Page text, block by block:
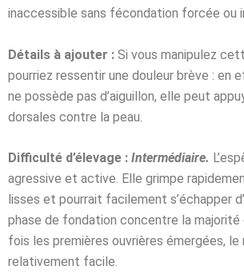
inaccessible sans fécondation forcée ou
Détails à ajouter : Si vous manipulez
pourriez ressentir une douleur brève : en
ne possède pas d’aiguillon, elle peut
dorsales contre la peau.
Difficulté d’élevage : Intermédiaire.
agressive et active. Elle grimpe
lisses et pourrait facilement s’échapper
phase de fondation concentre la majorité
fois les premières ouvrières émergées, le
relativement facile.